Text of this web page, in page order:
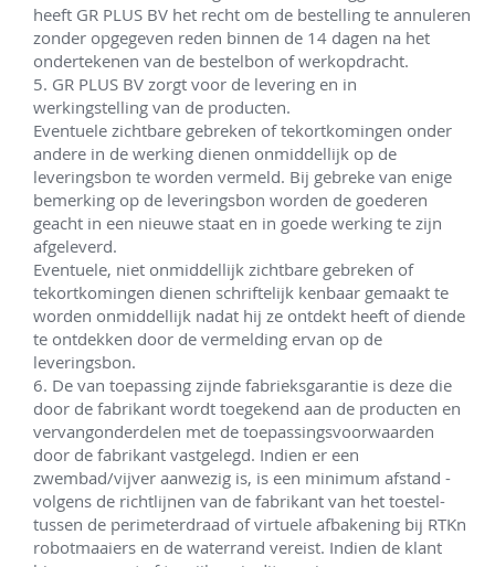
heeft GR PLUS BV het recht om de bestelling te annuleren
zonder opgegeven reden binnen de 14 dagen na het
ondertekenen van de bestelbon of werkopdracht.
5. GR PLUS BV zorgt voor de levering en in
werkingstelling van de producten.
Eventuele zichtbare gebreken of tekortkomingen onder
andere in de werking dienen onmiddellijk op de
leveringsbon te worden vermeld. Bij gebreke van enige
bemerking op de leveringsbon worden de goederen
geacht in een nieuwe staat en in goede werking te zijn
afgeleverd.
Eventuele, niet onmiddellijk zichtbare gebreken of
tekortkomingen dienen schriftelijk kenbaar gemaakt te
worden onmiddellijk nadat hij ze ontdekt heeft of diende
te ontdekken door de vermelding ervan op de
leveringsbon.
6. De van toepassing zijnde fabrieksgarantie is deze die
door de fabrikant wordt toegekend aan de producten en
vervangonderdelen met de toepassingsvoorwaarden
door de fabrikant vastgelegd. Indien er een
zwembad/vijver aanwezig is, is een minimum afstand -
volgens de richtlijnen van de fabrikant van het toestel-
tussen de perimeterdraad of virtuele afbakening bij RTKn
robotmaaiers en de waterrand vereist. Indien de klant